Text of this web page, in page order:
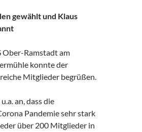
gewählt und Klaus
Ober-Ramstadt am
konnte der
Mitglieder begrüßen.
an, dass die
Pandemie sehr stark
über 200 Mitglieder in